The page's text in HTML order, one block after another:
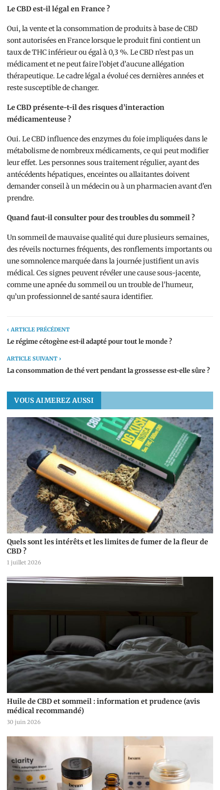
Le CBD est-il légal en France ?
Oui, la vente et la consommation de produits à base de CBD
sont autorisées en France lorsque le produit fini contient un
taux de THC inférieur ou égal à 0,3 %. Le CBD n’est pas un
médicament et ne peut faire l’objet d’aucune allégation
thérapeutique. Le cadre légal a évolué ces dernières années et
reste susceptible de changer.
Le CBD présente-t-il des risques d’interaction
médicamenteuse ?
Oui. Le CBD influence des enzymes du foie impliquées dans le
métabolisme de nombreux médicaments, ce qui peut modifier
leur effet. Les personnes sous traitement régulier, ayant des
antécédents hépatiques, enceintes ou allaitantes doivent
demander conseil à un médecin ou à un pharmacien avant d’en
prendre.
Quand faut-il consulter pour des troubles du sommeil ?
Un sommeil de mauvaise qualité qui dure plusieurs semaines,
des réveils nocturnes fréquents, des ronflements importants ou
une somnolence marquée dans la journée justifient un avis
médical. Ces signes peuvent révéler une cause sous-jacente,
comme une apnée du sommeil ou un trouble de l’humeur,
qu’un professionnel de santé saura identifier.
‹ ARTICLE PRÉCÉDENT
Le régime cétogène est-il adapté pour tout le monde ?
ARTICLE SUIVANT ›
La consommation de thé vert pendant la grossesse est-elle sûre ?
VOUS AIMEREZ AUSSI
Quels sont les intérêts et les limites de fumer de la fleur de
CBD ?
1 juillet 2026
Huile de CBD et sommeil : information et prudence (avis
médical recommandé)
30 juin 2026